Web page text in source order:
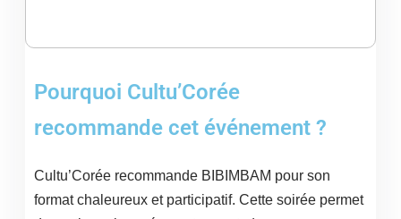
Pourquoi Cultu’Corée
recommande cet événement ?
Cultu’Corée recommande BIBIMBAM pour son
format chaleureux et participatif. Cette soirée permet